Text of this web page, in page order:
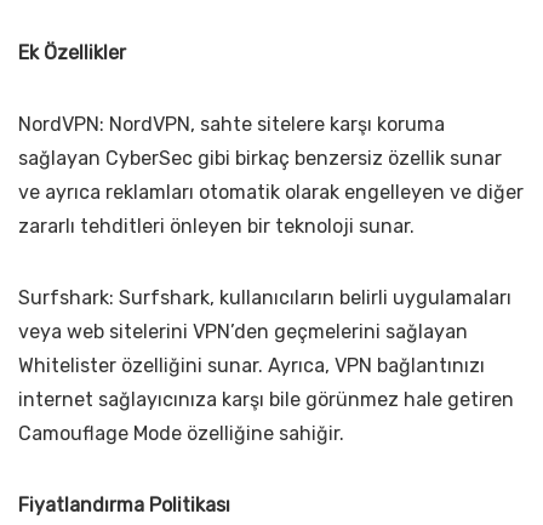
Ek Özellikler
NordVPN: NordVPN, sahte sitelere karşı koruma
sağlayan CyberSec gibi birkaç benzersiz özellik sunar
ve ayrıca reklamları otomatik olarak engelleyen ve diğer
zararlı tehditleri önleyen bir teknoloji sunar.
Surfshark: Surfshark, kullanıcıların belirli uygulamaları
veya web sitelerini VPN’den geçmelerini sağlayan
Whitelister özelliğini sunar. Ayrıca, VPN bağlantınızı
internet sağlayıcınıza karşı bile görünmez hale getiren
Camouflage Mode özelliğine sahiğir.
Fiyatlandırma Politikası